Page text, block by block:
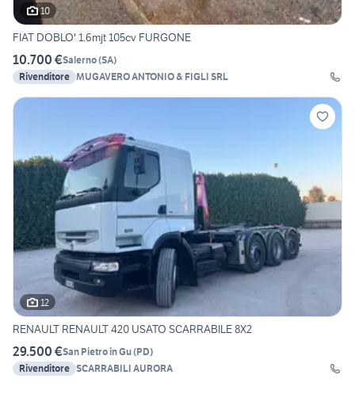
10
FIAT DOBLO' 1.6mjt 105cv FURGONE
10.700 €Salerno(SA)
Rivenditore MUGAVERO ANTONIO & FIGLI SRL
12
RENAULT RENAULT 420 USATO SCARRABILE 8X2
29.500 €San Pietro in Gu(PD)
Rivenditore SCARRABILI AURORA